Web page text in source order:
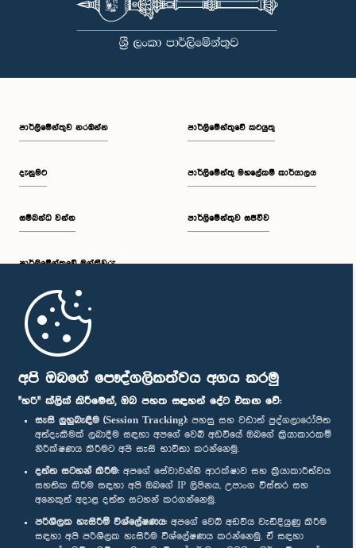
අපි ඔබගේ පෞද්ගලිකත්වය අගය කරමු
"හරි" ක්ලික් කිරීමෙන්, ඔබ පහත සඳහන් දේට එකඟ වේ:
සැසි ලුහුබැඳීම (Session Tracking): පහසු සහ වඩාත් පුද්ගලාරෝපිත
අත්දැකීමක් ලබාදීම සඳහා අපගේ වෙබ් අඩවියේ ඔබගේ ක්‍රියාකාරකම්
නිරීක්ෂණය කිරීමට අපි සැසි භාවිතා කරන්නෙමු.
දත්ත සටහන් කිරීම: අපගේ සේවාවන්හි ආරක්ෂාව සහ ක්‍රියාකාරීත්වය
සහතික කිරීම සඳහා අපි ඔබගේ IP ලිපිනය, උපාංග විස්තර සහ
අනෙකුත් අදාළ දත්ත සටහන් කරගන්නෙමු.
පරිශීලක හැසිරීම් විශ්ලේෂණය: අපගේ වෙබ් අඩවිය වැඩිදියුණු කිරීම
සඳහා අපි පරිශීලක හැසිරීම විශ්ලේෂණය කරන්නෙමු. ඒ සඳහා
පාර්ලි‌මේන්තුව නරඹන්න
දැනුමට
සම්බන්ධ වන්න
පාර්ලි‌මේන්තුවේ මන්ත්‍රීවරු
මුල් පිටුව
පාර්ලිමේන්තුවේ කටයුතු
පාර්ලිමේන්තු මහලේකම් කාර්යාලය
පාර්ලිමේන්තුව සජීවීව
පාර්ලිමේන්තු ජංගම යෙදුම
අප හා සම්බන්ධ වී සිටින්න :
සම්මාන